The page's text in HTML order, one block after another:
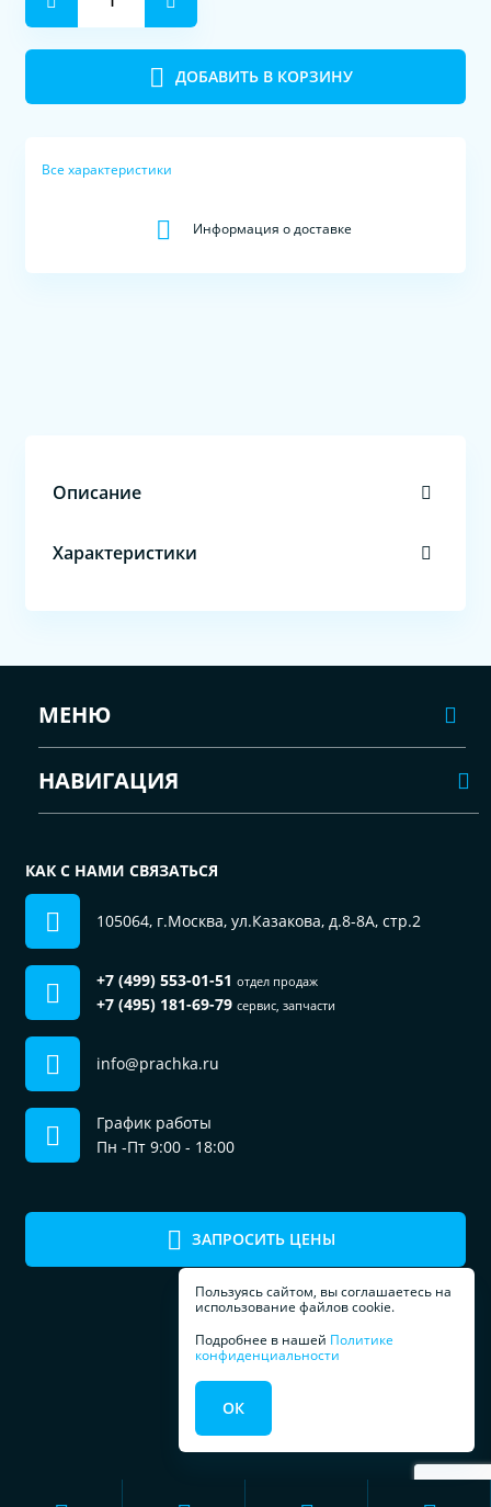
ДОБАВИТЬ В КОРЗИНУ
Все характеристики
Информация о доставке
Описание
Характеристики
Пользуясь сайтом, вы соглашаетесь на
использование файлов cookie.
Подробнее в нашей Политике
конфиденциальности
ОК
ПРОФЕССИОНАЛЬНОЕ
ДЛЯ ПРАЧЕЧЕЧНЫХ
ЗАПРОСИТЬ ЦЕНЫ
МЕНЮ
НАВИГАЦИЯ
КАК С НАМИ СВЯЗАТЬСЯ
105064, г.Москва, ул.Казакова, д.8-8А, стр.2
+7 (499) 553-01-51 отдел продаж
+7 (495) 181-69-79 сервис, запчасти
info@prachka.ru
График работы
Пн -Пт 9:00 - 18:00